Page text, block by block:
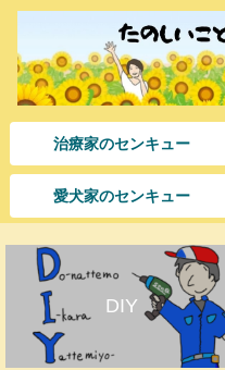
治療家のセンキュー
愛犬家のセンキュー
DIY